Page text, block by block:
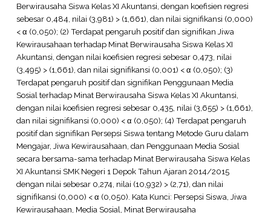
Berwirausaha Siswa Kelas XI Akuntansi, dengan koefisien regresi
sebesar 0,484, nilai (3,981) > (1,661), dan nilai signifikansi (0,000)
< α (0,050); (2) Terdapat pengaruh positif dan signifikan Jiwa
Kewirausahaan terhadap Minat Berwirausaha Siswa Kelas XI
Akuntansi, dengan nilai koefisien regresi sebesar 0,473, nilai
(3,495) > (1,661), dan nilai signifikansi (0,001) < α (0,050); (3)
Terdapat pengaruh positif dan signifikan Penggunaan Media
Sosial terhadap Minat Berwirausaha Siswa Kelas XI Akuntansi,
dengan nilai koefisien regresi sebesar 0,435, nilai (3,655) > (1,661),
dan nilai signifikansi (0,000) < α (0,050); (4) Terdapat pengaruh
positif dan signifikan Persepsi Siswa tentang Metode Guru dalam
Mengajar, Jiwa Kewirausahaan, dan Penggunaan Media Sosial
secara bersama-sama terhadap Minat Berwirausaha Siswa Kelas
XI Akuntansi SMK Negeri 1 Depok Tahun Ajaran 2014/2015
dengan nilai sebesar 0,274, nilai (10,932) > (2,71), dan nilai
signifikansi (0,000) < α (0,050). Kata Kunci: Persepsi Siswa, Jiwa
Kewirausahaan, Media Sosial, Minat Berwirausaha